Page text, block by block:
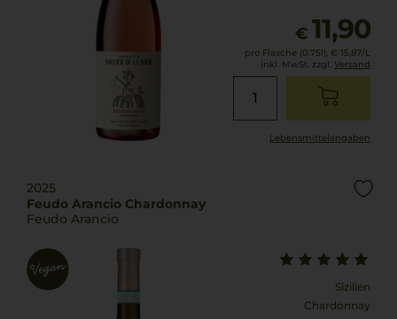
€ 11,90
pro Flasche (0.75l), € 15,87/L
inkl. MwSt. zzgl. Versand
Lebensmittel­angaben
2025
Feudo Arancio Chardonnay
Feudo Arancio
Sizilien
Chardonnay